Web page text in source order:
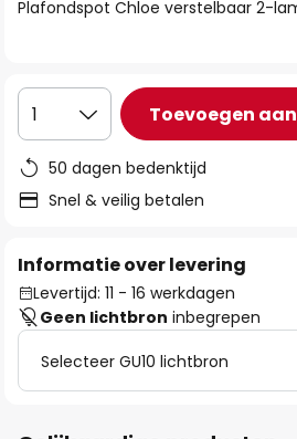
gallerij
Plafondspot Chloe verstelbaar 2-
1 Toevoegen
50 dagen bedenktijd
Snel & veilig betalen
Informatie over levering
Levertijd: 11 - 16 werkdagen
Geen lichtbron inbegrepen
Selecteer GU10 lichtbron